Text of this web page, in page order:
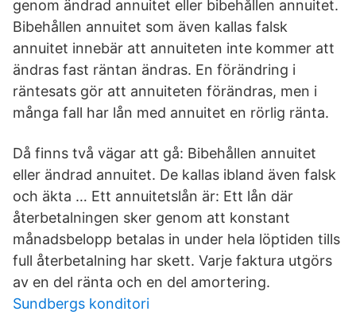
genom ändrad annuitet eller bibehållen annuitet.
Bibehållen annuitet som även kallas falsk
annuitet innebär att annuiteten inte kommer att
ändras fast räntan ändras. En förändring i
räntesats gör att annuiteten förändras, men i
många fall har lån med annuitet en rörlig ränta.
Då finns två vägar att gå: Bibehållen annuitet
eller ändrad annuitet. De kallas ibland även falsk
och äkta … Ett annuitetslån är: Ett lån där
återbetalningen sker genom att konstant
månadsbelopp betalas in under hela löptiden tills
full återbetalning har skett. Varje faktura utgörs
av en del ränta och en del amortering.
Sundbergs konditori